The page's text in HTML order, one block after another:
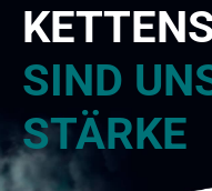
SIND
STÄRKE